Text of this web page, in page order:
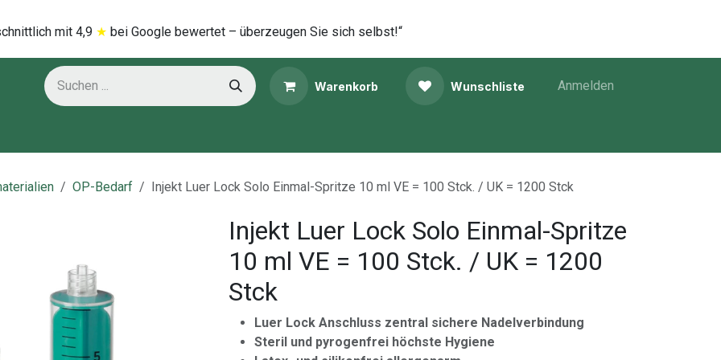
mi​t 4,9 ★ bei Google bewertet – überzeugen Sie sich selbst!“
Warenkorb Wunschliste Anmelden
OP-Bedarf Injekt Luer Lock Solo Einmal-Spritze 10 ml VE = 100 Stck. / UK = 1200 Stck
Injekt Luer Lock Solo Einmal-Spritze
10 ml VE = 100 Stck. / UK = 1200
Stck
Luer Lock Anschluss zentral sichere Nadelverbindung
Steril und pyrogenfrei höchste Hygiene